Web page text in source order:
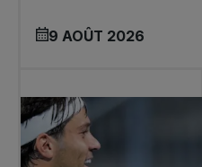
9 AOÛT 2026